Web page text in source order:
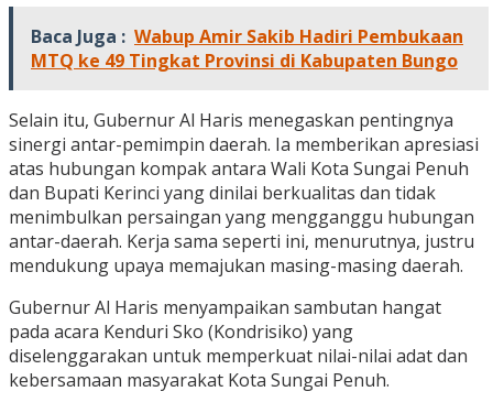
Baca Juga : Wabup Amir Sakib Hadiri Pembukaan
MTQ ke 49 Tingkat Provinsi di Kabupaten Bungo
Selain itu, Gubernur Al Haris menegaskan pentingnya
sinergi antar-pemimpin daerah. Ia memberikan apresiasi
atas hubungan kompak antara Wali Kota Sungai Penuh
dan Bupati Kerinci yang dinilai berkualitas dan tidak
menimbulkan persaingan yang mengganggu hubungan
antar-daerah. Kerja sama seperti ini, menurutnya, justru
mendukung upaya memajukan masing-masing daerah.
Gubernur Al Haris menyampaikan sambutan hangat
pada acara Kenduri Sko (Kondrisiko) yang
diselenggarakan untuk memperkuat nilai-nilai adat dan
kebersamaan masyarakat Kota Sungai Penuh.